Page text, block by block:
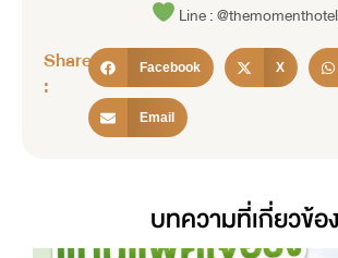
Line : @themomenthotel
Share
:
Facebook X
Email
บทความที่เกี่ยวข้อง